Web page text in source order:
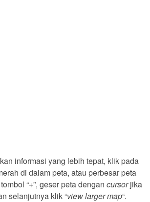
informasi yang lebih tepat, klik pada
di dalam peta, atau perbesar peta
“+”, geser peta dengan cursorjika
selanjutnya klik “view larger map“.